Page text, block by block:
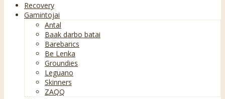
Recovery
Gamintojai
Antal
Baak darbo batai
Barebarics
Be Lenka
Groundies
Leguano
Skinners
ZAQQ